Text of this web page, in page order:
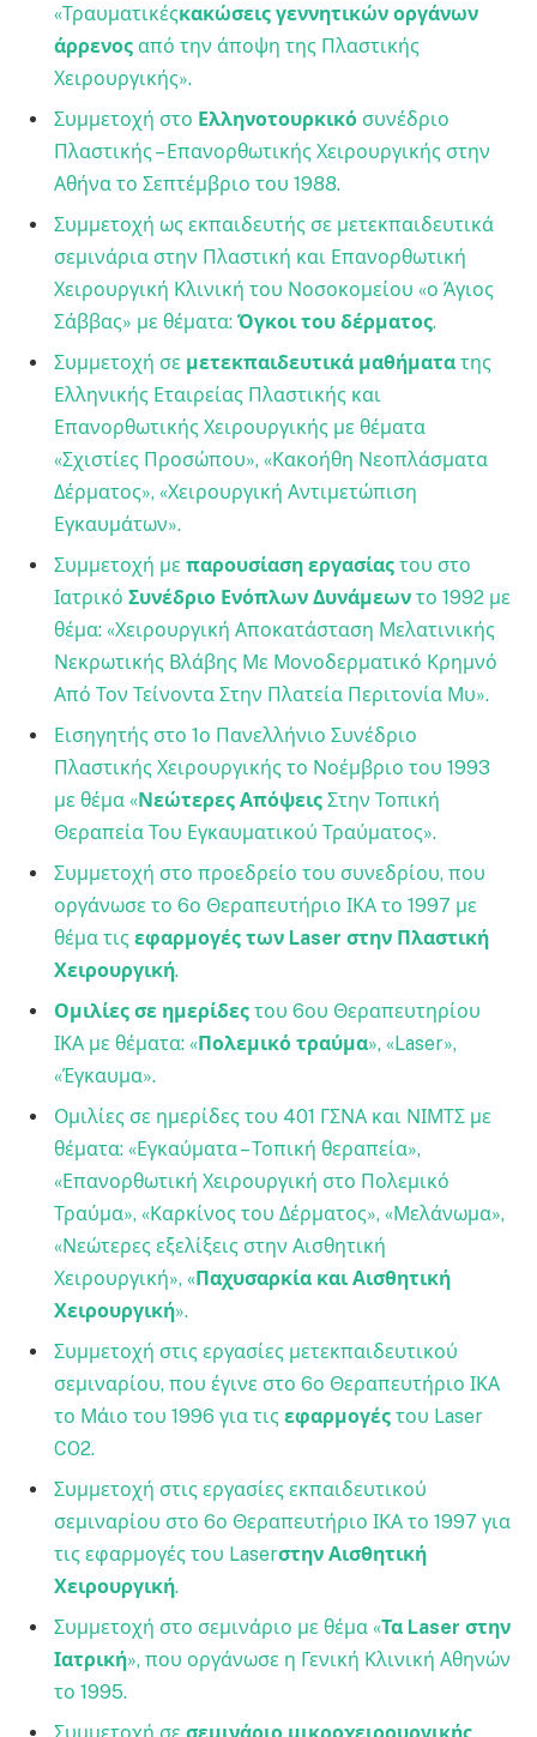
«Τραυματικέςκακώσεις γεννητικών οργάνων
άρρενος από την άποψη της Πλαστικής
Χειρουργικής».
Συμμετοχή στο Ελληνοτουρκικό συνέδριο
Πλαστικής – Επανορθωτικής Χειρουργικής στην
Αθήνα το Σεπτέμβριο του 1988.
Συμμετοχή ως εκπαιδευτής σε μετεκπαιδευτικά
σεμινάρια στην Πλαστική και Επανορθωτική
Χειρουργική Κλινική του Νοσοκομείου «ο Άγιος
Σάββας» με θέματα: Όγκοι του δέρματος.
Συμμετοχή σε μετεκπαιδευτικά μαθήματα της
Ελληνικής Εταιρείας Πλαστικής και
Επανορθωτικής Χειρουργικής με θέματα
«Σχιστίες Προσώπου», «Κακοήθη Νεοπλάσματα
Δέρματος», «Χειρουργική Αντιμετώπιση
Εγκαυμάτων».
Συμμετοχή με παρουσίαση εργασίας του στο
Ιατρικό Συνέδριο Ενόπλων Δυνάμεων το 1992 με
θέμα: «Χειρουργική Αποκατάσταση Μελατινικής
Νεκρωτικής Βλάβης Με Μονοδερματικό Κρημνό
Από Τον Τείνοντα Στην Πλατεία Περιτονία Μυ».
Εισηγητής στο 1ο Πανελλήνιο Συνέδριο
Πλαστικής Χειρουργικής το Νοέμβριο του 1993
με θέμα «Νεώτερες Απόψεις Στην Τοπική
Θεραπεία Του Εγκαυματικού Τραύματος».
Συμμετοχή στο προεδρείο του συνεδρίου, που
οργάνωσε το 6ο Θεραπευτήριο ΙΚΑ το 1997 με
θέμα τις εφαρμογές των Laser στην Πλαστική
Χειρουργική.
Ομιλίες σε ημερίδες του 6ου Θεραπευτηρίου
ΙΚΑ με θέματα: «Πολεμικό τραύμα», «Laser»,
«Έγκαυμα».
Ομιλίες σε ημερίδες του 401 ΓΣΝΑ και ΝΙΜΤΣ με
θέματα: «Εγκαύματα – Τοπική θεραπεία»,
«Επανορθωτική Χειρουργική στο Πολεμικό
Τραύμα», «Καρκίνος του Δέρματος», «Μελάνωμα»,
«Νεώτερες εξελίξεις στην Αισθητική
Χειρουργική», «Παχυσαρκία και Αισθητική
Χειρουργική».
Συμμετοχή στις εργασίες μετεκπαιδευτικού
σεμιναρίου, που έγινε στο 6ο Θεραπευτήριο ΙΚΑ
το Μάιο του 1996 για τις εφαρμογές του Laser
CO2.
Συμμετοχή στις εργασίες εκπαιδευτικού
σεμιναρίου στο 6ο Θεραπευτήριο ΙΚΑ το 1997 για
τις εφαρμογές του Laserστην Αισθητική
Χειρουργική.
Συμμετοχή στο σεμινάριο με θέμα «Τα Laser στην
Ιατρική», που οργάνωσε η Γενική Κλινική Αθηνών
το 1995.
Συμμετοχή σε σεμινάριο μικροχειρουργικής